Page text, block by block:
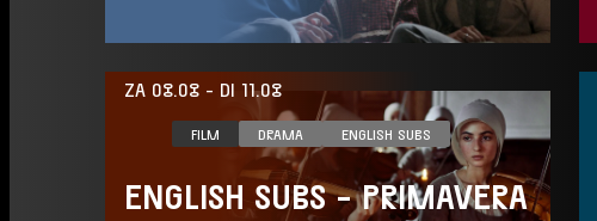
ZA 08.08 - DI 11.08
FILM DRAMA ENGLISH SUBS
ENGLISH SUBS - PRIMAVERA